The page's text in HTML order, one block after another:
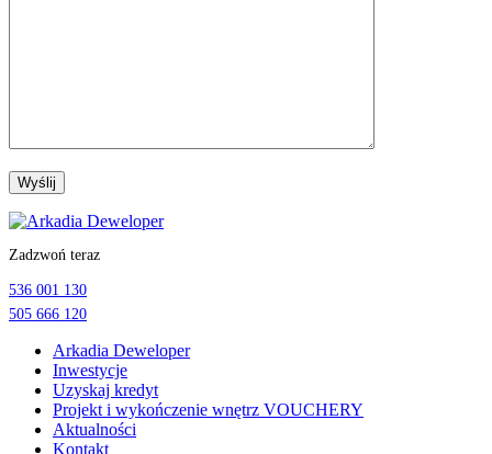
Przejdź
treści
Zadzwoń teraz
536 001 130
505 666 120
Arkadia Deweloper
Inwestycje
Uzyskaj kredyt
Projekt i wykończenie wnętrz VOUCHERY
Aktualności
Kontakt